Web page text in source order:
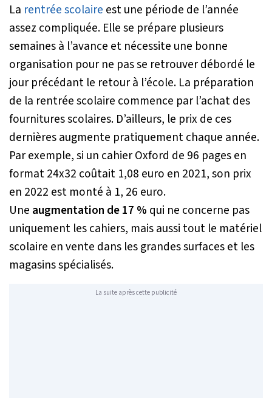
La rentrée scolaire est une période de l’année
assez compliquée. Elle se prépare plusieurs
semaines à l’avance et nécessite une bonne
organisation pour ne pas se retrouver débordé le
jour précédant le retour à l’école. La préparation
de la rentrée scolaire commence par l’achat des
fournitures scolaires. D’ailleurs, le prix de ces
dernières augmente pratiquement chaque année.
Par exemple, si un cahier Oxford de 96 pages en
format 24x32 coûtait 1,08 euro en 2021, son prix
en 2022 est monté à 1, 26 euro.
Une augmentation de 17 % qui ne concerne pas
uniquement les cahiers, mais aussi tout le matériel
scolaire en vente dans les grandes surfaces et les
magasins spécialisés.
La suite après cette publicité